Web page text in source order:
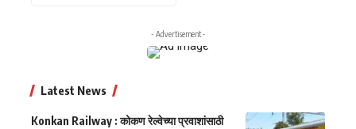
- Advertisement -
Latest News
Konkan Railway : कोकण रेल्वेच्या प्रवाशांसाठी